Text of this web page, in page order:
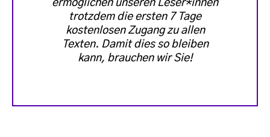
ermöglichen unseren Leser*innen
trotzdem die ersten 7 Tage
kostenlosen Zugang zu allen
Texten. Damit dies so bleiben
kann, brauchen wir Sie!